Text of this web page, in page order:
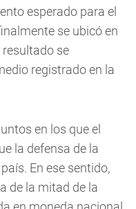
esperado para el
se ubicó en
resultado se
registrado en la
en los que el
la defensa de la
En ese sentido,
de la mitad de la